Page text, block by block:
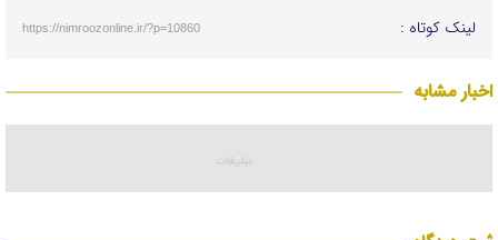
لینک کوتاه : https://nimroozonline.ir/?p=10860
اخبار مشابه